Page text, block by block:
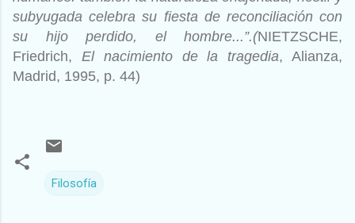
subyugada celebra su fiesta de reconciliación con
su hijo perdido, el hombre...”.(NIETZSCHE,
Friedrich, El nacimiento de la tragedia, Alianza,
Madrid, 1995, p. 44)
Filosofía